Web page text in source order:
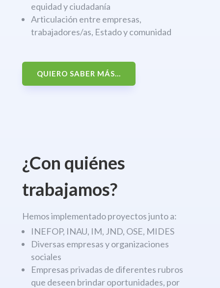
equidad y ciudadanía
Articulación entre empresas,
trabajadores/as, Estado y comunidad
QUIERO SABER MÁS...
¿Con quiénes
trabajamos?
Hemos implementado proyectos junto a:
INEFOP, INAU, IM, JND, OSE, MIDES
Diversas empresas y organizaciones
sociales
Empresas privadas de diferentes rubros
que deseen brindar oportunidades, por